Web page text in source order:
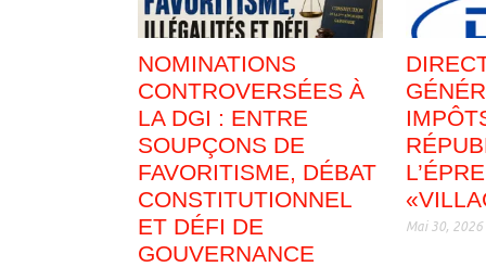
NOMINATIONS
CONTROVERSÉES À
LA DGI : ENTRE
SOUPÇONS DE
FAVORITISME, DÉBAT
CONSTITUTIONNEL
ET DÉFI DE
GOUVERNANCE
Mai 30, 2026